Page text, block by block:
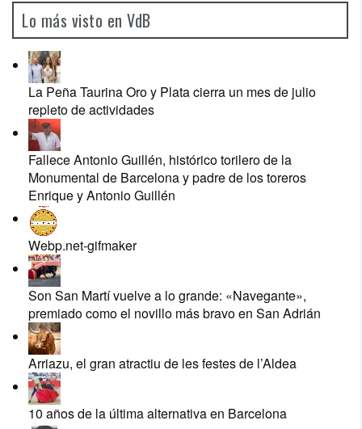
Lo más visto en VdB
La Peña Taurina Oro y Plata cierra un mes de julio
repleto de actividades
Fallece Antonio Guillén, histórico torilero de la
Monumental de Barcelona y padre de los toreros
Enrique y Antonio Guillén
Webp.net-gifmaker
Son San Martí vuelve a lo grande: «Navegante»,
premiado como el novillo más bravo en San Adrián
Arriazu, el gran atractiu de les festes de l’Aldea
10 años de la última alternativa en Barcelona